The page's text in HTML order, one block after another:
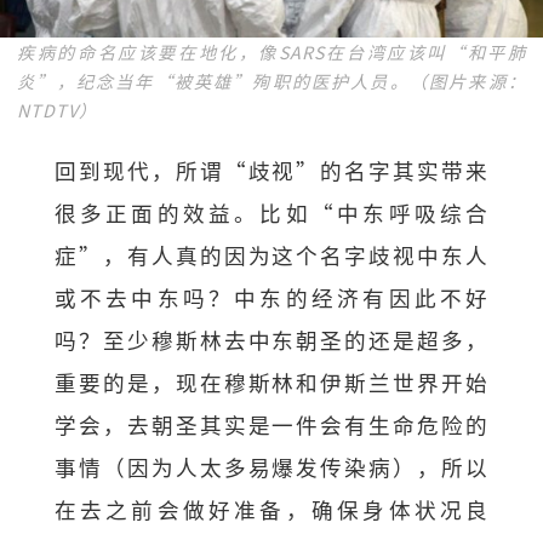
疾病的命名应该要在地化，像SARS在台湾应该叫“和平肺
炎”，纪念当年“被英雄”殉职的医护人员。（图片来源：
NTDTV）
回到现代，所谓“歧视”的名字其实带来
很多正面的效益。比如“中东呼吸综合
症”，有人真的因为这个名字歧视中东人
或不去中东吗？中东的经济有因此不好
吗？至少穆斯林去中东朝圣的还是超多，
重要的是，现在穆斯林和伊斯兰世界开始
学会，去朝圣其实是一件会有生命危险的
事情（因为人太多易爆发传染病），所以
在去之前会做好准备，确保身体状况良